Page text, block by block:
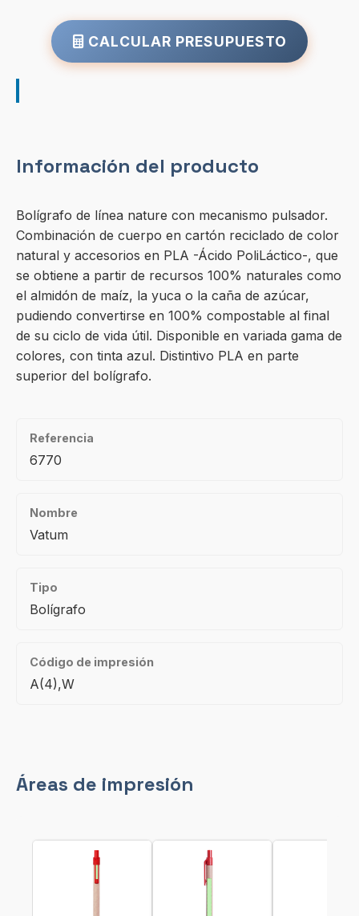
CALCULAR PRESUPUESTO
Información del producto
Bolígrafo de línea nature con mecanismo pulsador.
Combinación de cuerpo en cartón reciclado de color
natural y accesorios en PLA -Ácido PoliLáctico-, que
se obtiene a partir de recursos 100% naturales como
el almidón de maíz, la yuca o la caña de azúcar,
pudiendo convertirse en 100% compostable al final
de su ciclo de vida útil. Disponible en variada gama de
colores, con tinta azul. Distintivo PLA en parte
superior del bolígrafo.
Referencia
6770
Nombre
Vatum
Tipo
Bolígrafo
Código de impresión
A(4),W
Áreas de impresión